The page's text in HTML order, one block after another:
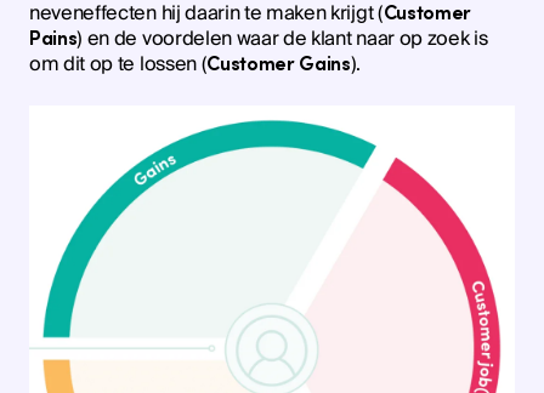
neveneffecten hij daarin te maken krijgt (Customer
Pains) en de voordelen waar de klant naar op zoek is
om dit op te lossen (Customer Gains).